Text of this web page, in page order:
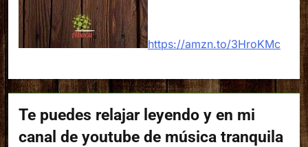
https://amzn.to/3HroKMc
Te puedes relajar leyendo y en mi
canal de youtube de música tranquila